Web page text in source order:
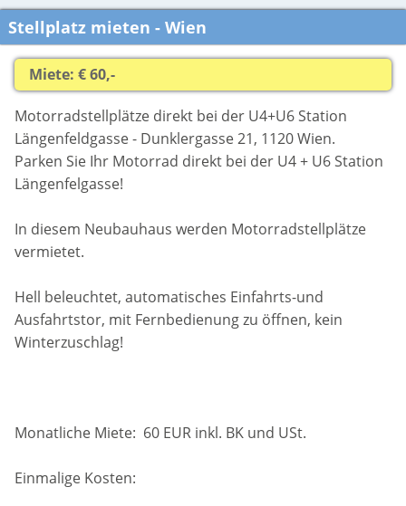
Stellplatz mieten - Wien
Miete: € 60,-
Motorradstellplätze direkt bei der U4+U6 Station
Längenfeldgasse - Dunklergasse 21, 1120 Wien.
Parken Sie Ihr Motorrad direkt bei der U4 + U6 Station
Längenfelgasse!
In diesem Neubauhaus werden Motorradstellplätze
vermietet.
Hell beleuchtet, automatisches Einfahrts-und
Ausfahrtstor, mit Fernbedienung zu öffnen, kein
Winterzuschlag!
Monatliche Miete: 60 EUR inkl. BK und USt.
Einmalige Kosten: